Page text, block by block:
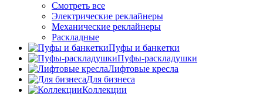
Смотреть все
Электрические реклайнеры
Механические реклайнеры
Раскладные
Пуфы и банкетки
Пуфы-раскладушки
Лифтовые кресла
Для бизнеса
Коллекции